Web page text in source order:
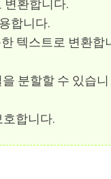
변환합니다.
합니다.
텍스트로 변환합
분할할 수 있습니
호합니다.